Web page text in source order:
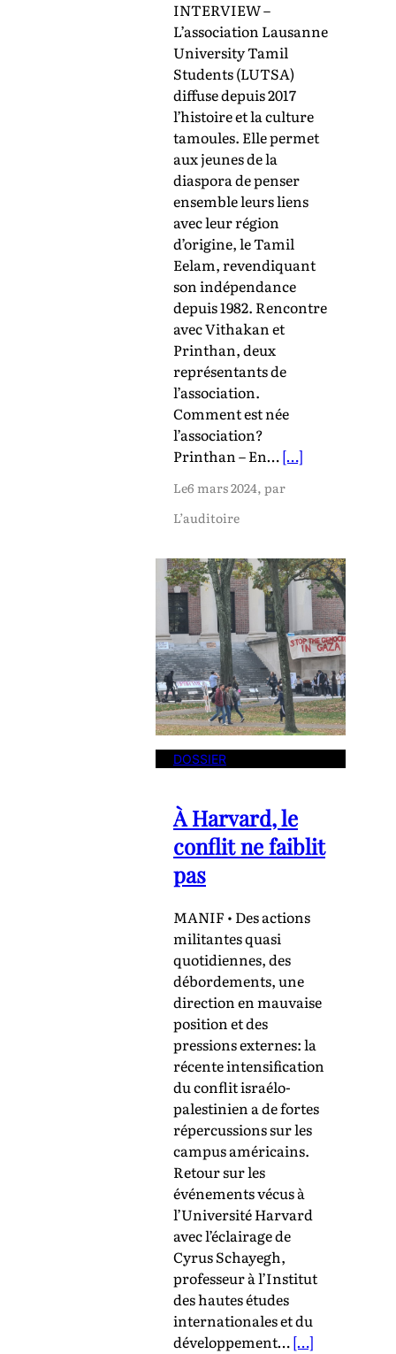
INTERVIEW –
L’association Lausanne
University Tamil
Students (LUTSA)
diffuse depuis 2017
l’histoire et la culture
tamoules. Elle permet
aux jeunes de la
diaspora de penser
ensemble leurs liens
avec leur région
d’origine, le Tamil
Eelam, revendiquant
son indépendance
depuis 1982. Rencontre
avec Vithakan et
Printhan, deux
représentants de
l’association.
Comment est née
l’association?
Printhan – En…[…]
Le6 mars 2024, par
L’auditoire
DOSSIER
À Harvard, le
conflit ne faiblit
pas
MANIF • Des actions
militantes quasi
quotidiennes, des
débordements, une
direction en mauvaise
position et des
pressions externes: la
récente intensification
du conflit israélo-
palestinien a de fortes
répercussions sur les
campus américains.
Retour sur les
événements vécus à
l’Université Harvard
avec l’éclairage de
Cyrus Schayegh,
professeur à l’Institut
des hautes études
internationales et du
développement…[…]